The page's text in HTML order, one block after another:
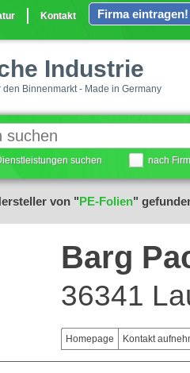
Kontakt Firma eintragen!
Industrie
Binnenmarkt - Made in Germany
suchen nach
von "PE-Folien"
Barg
36341
Homepage Kontakt